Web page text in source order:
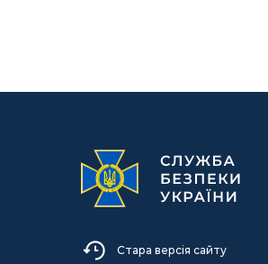
Стара версія сайту